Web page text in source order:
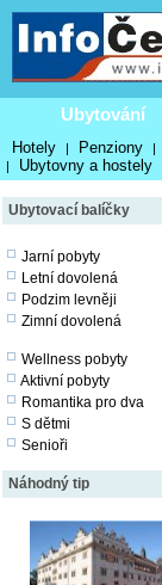
Ubytování
Hotely | Penziony |
| Ubytovny a hostely
Ubytovací balíčky
Jarní pobyty
Letní dovolená
Podzim levněji
Zimní dovolená
Wellness pobyty
Aktivní pobyty
Romantika pro dva
S dětmi
Senioři
Náhodný tip